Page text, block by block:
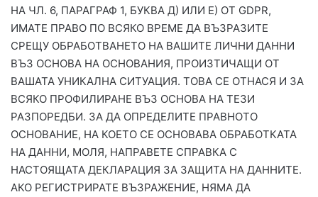
НА ЧЛ. 6, ПАРАГРАФ 1, БУКВА Д) ИЛИ Е) ОТ GDPR,
ИМАТЕ ПРАВО ПО ВСЯКО ВРЕМЕ ДА ВЪЗРАЗИТЕ
СРЕЩУ ОБРАБОТВАНЕТО НА ВАШИТЕ ЛИЧНИ ДАННИ
ВЪЗ ОСНОВА НА ОСНОВАНИЯ, ПРОИЗТИЧАЩИ ОТ
ВАШАТА УНИКАЛНА СИТУАЦИЯ. ТОВА СЕ ОТНАСЯ И ЗА
ВСЯКО ПРОФИЛИРАНЕ ВЪЗ ОСНОВА НА ТЕЗИ
РАЗПОРЕДБИ. ЗА ДА ОПРЕДЕЛИТЕ ПРАВНОТО
ОСНОВАНИЕ, НА КОЕТО СЕ ОСНОВАВА ОБРАБОТКАТА
НА ДАННИ, МОЛЯ, НАПРАВЕТЕ СПРАВКА С
НАСТОЯЩАТА ДЕКЛАРАЦИЯ ЗА ЗАЩИТА НА ДАННИТЕ.
АКО РЕГИСТРИРАТЕ ВЪЗРАЖЕНИЕ, НЯМА ДА